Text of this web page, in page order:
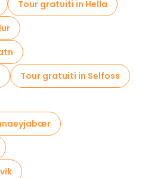
Tour gratuiti in Hella
Tour gratuiti in Selfoss